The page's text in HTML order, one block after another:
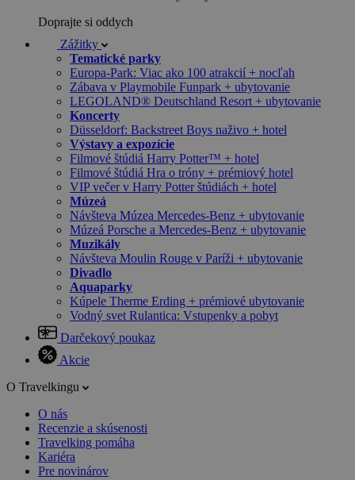
Doprajte si oddych
Zážitky
Tematické parky
Europa-Park: Viac ako 100 atrakcií + nocľah
Zábava v Playmobile Funpark + ubytovanie
LEGOLAND® Deutschland Resort + ubytovanie
Koncerty
Düsseldorf: Backstreet Boys naživo + hotel
Výstavy a expozície
Filmové štúdiá Harry Potter™ + hotel
Filmové štúdiá Hra o tróny + prémiový hotel
VIP večer v Harry Potter štúdiách + hotel
Múzeá
Návšteva Múzea Mercedes-Benz + ubytovanie
Múzeá Porsche a Mercedes-Benz + ubytovanie
Muzikály
Návšteva Moulin Rouge v Paríži + ubytovanie
Divadlo
Aquaparky
Kúpele Therme Erding + prémiové ubytovanie
Vodný svet Rulantica: Vstupenky a pobyt
Darčekový poukaz
Akcie
O Travelkingu
O nás
Recenzie a skúsenosti
Travelking pomáha
Kariéra
Pre novinárov